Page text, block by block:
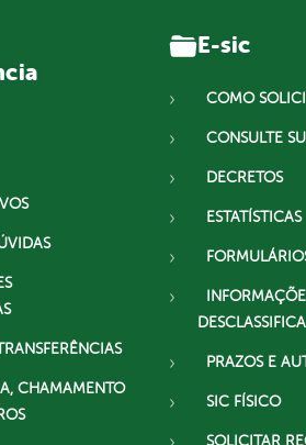
CHAMAMENTO
E-sic
COMO
CONSULTE
DECRETOS
ESTATÍSTICAS
PRAZOS E
SIC FÍSICO
SOLICITAR